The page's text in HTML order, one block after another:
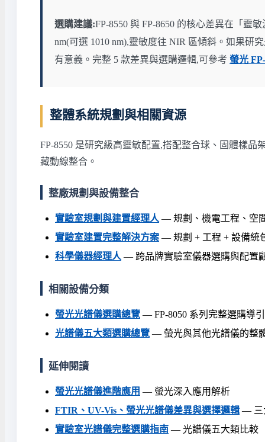
選購建議:FP-8550 與 FP-8650 的核心差異在「靈
nm(可選 1010 nm),靈敏度往 NIR 區傾斜。如果研
有意義。完整 5 款差異與選購邏輯,可參考 螢光
整體系統規劃與相關資源
FP-8550 是研究級高靈敏配置,搭配整合球、固體樣
藏動線整合。
整廠規劃與設備整合
實驗室規劃與建置經理人 — 規劃、機電工程、空
實驗室建置完整解決方案 — 規劃 + 工程 + 設備統
科學儀器經理人 — 跨品牌實驗室儀器選購與配置
相關設備分類
螢光光譜儀選購總覽 — FP-8050 系列完整選購導引
光譜儀五大類選購總覽 — 螢光與其他光譜儀的整
延伸閱讀
螢光光譜儀進階應用 — 螢光深入應用解析
FTIR、UV-Vis、螢光光譜儀差異與選擇邏輯 — 三
實驗室光譜儀完整選購指南 — 光譜儀五大類比較